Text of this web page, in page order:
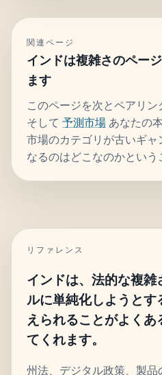
関連ページ
インドは複雑さのペー
ます
このページを次とペアリン
そして 予測市場 あなたの
市場のカテゴリが古いギャ
なるのはどこなのかという
リファレンス
インドは、法的な複雑
ルに単純化しようと
えられることがよく
てくれます。
州法、デジタル政策、製